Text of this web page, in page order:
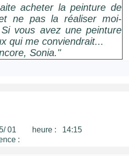
acheter la peinture de
ne pas la réaliser moi-
vous avez une peinture
qui me conviendrait...
Sonia."
01 heure : 14:15
: